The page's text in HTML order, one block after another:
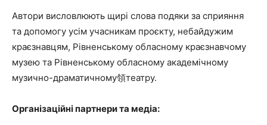
Автори висловлюють щирі слова подяки за сприяння
та допомогу усім учасникам проєкту, небайдужим
краєзнавцям, Рівненському обласному краєзнавчому
музею та Рівненському обласному академічному
музично-драматичному領театру.
Організаційні партнери та медіа: